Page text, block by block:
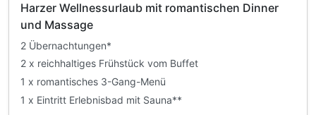
Harzer Wellnessurlaub mit romantischen Dinner
und Massage
2 Übernachtungen*
2 x reichhaltiges Frühstück vom Buffet
1 x romantisches 3-Gang-Menü
1 x Eintritt Erlebnisbad mit Sauna**